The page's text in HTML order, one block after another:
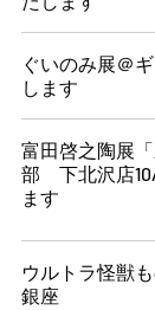
ぐいのみ展＠
します
富田啓之陶展
部 下北沢店
ます
ウルトラ怪獣
銀座